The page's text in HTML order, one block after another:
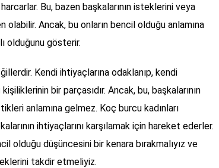
Bu, bazen başkalarının isteklerini veya
Ancak, bu onların bencil olduğu anlamına
olduğunu gösterir.
Kendi ihtiyaçlarına odaklanıp, kendi
bir parçasıdır. Ancak, bu, başkalarının
anlamına gelmez. Koç burcu kadınları
ihtiyaçlarını karşılamak için hareket ederler.
olduğu düşüncesini bir kenara bırakmalıyız ve
takdir etmeliyiz.